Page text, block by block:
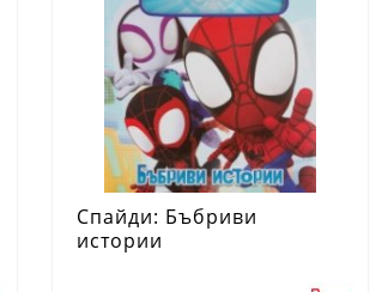
Спайди: Бъбриви
истории